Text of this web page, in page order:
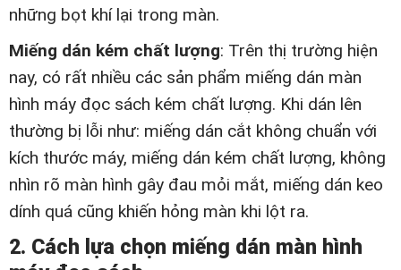
những bọt khí lại trong màn.
Miếng dán kém chất lượng: Trên thị trường hiện
nay, có rất nhiều các sản phẩm miếng dán màn
hình máy đọc sách kém chất lượng. Khi dán lên
thường bị lỗi như: miếng dán cắt không chuẩn với
kích thước máy, miếng dán kém chất lượng, không
nhìn rõ màn hình gây đau mỏi mắt, miếng dán keo
dính quá cũng khiến hỏng màn khi lột ra.
2. Cách lựa chọn miếng dán màn hình